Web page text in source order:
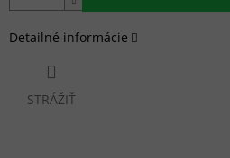
Detailné informácie
STRÁŽIŤ